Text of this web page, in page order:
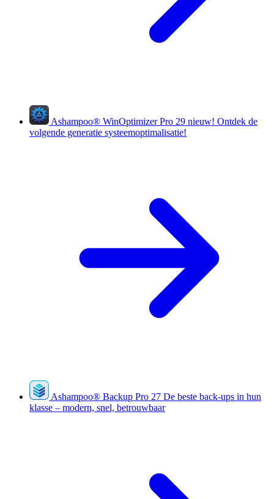
Ashampoo® WinOptimizer Pro 29 nieuw! Ontdek de
volgende generatie systeemoptimalisatie!
Ashampoo® Backup Pro 27 De beste back-ups in hun
klasse – modern, snel, betrouwbaar